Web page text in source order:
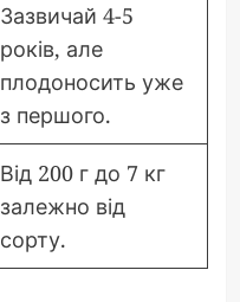
Зазвичай 4-5
років, але
плодоносить уже
з першого.
Від 200 г до 7 кг
залежно від
сорту.